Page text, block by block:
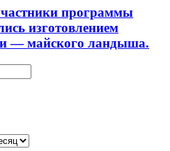
программы
изготовлением
— майского ландыша.